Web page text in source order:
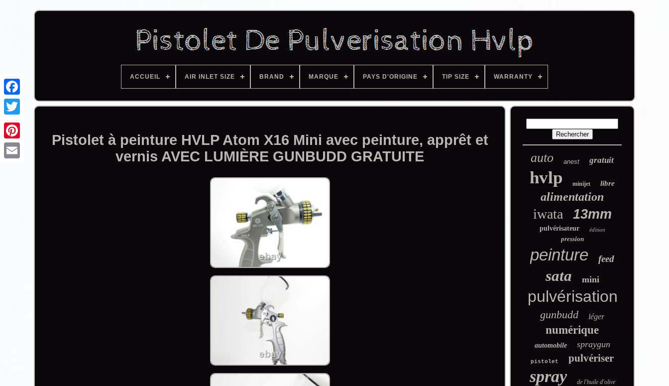
Facebook
ACCUEIL AIR INLET SIZE BRAND MARQUE PAYS D'ORIGINE TIP SIZE WARRANTY
Pistolet à peinture HVLP Atom X16 Mini avec peinture, apprêt et
vernis AVEC LUMIÈRE GUNBUDD GRATUITE
auto anest gratuit
hvlp minijet libre
alimentation
iwata 13mm
pulvérisateur édition
pression
peinture feed
sata mini
pulvérisation
gunbudd léger
numérique
automobile spraygun
pistolet pulvériser
spray de l'huile d'olive